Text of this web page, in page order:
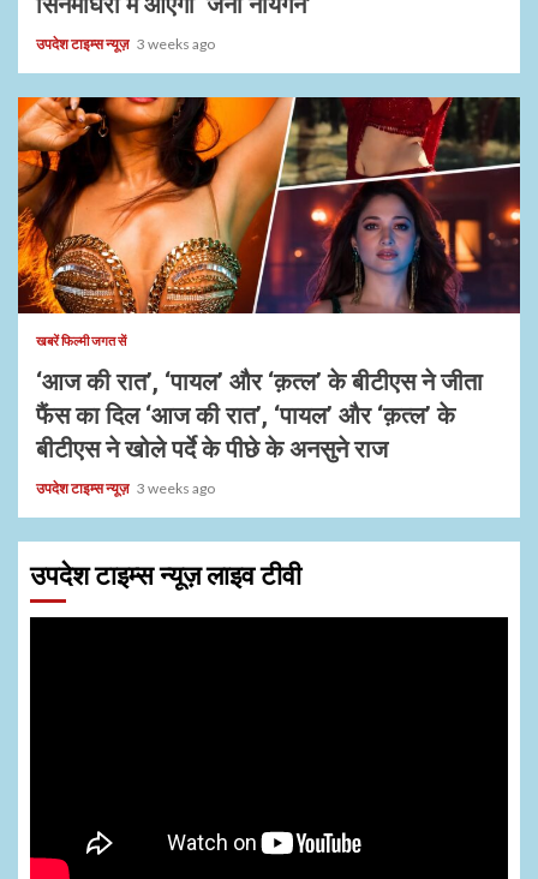
उपदेश टाइम्स न्यूज़ 3 weeks ago
1 min read
खबरें फिल्मी जगत सें
‘आज की रात’, ‘पायल’ और ‘क़त्ल’ के बीटीएस ने जीता
फैंस का दिल ‘आज की रात’, ‘पायल’ और ‘क़त्ल’ के
बीटीएस ने खोले पर्दे के पीछे के अनसुने राज
उपदेश टाइम्स न्यूज़ 3 weeks ago
उपदेश टाइम्स न्यूज़ लाइव टीवी